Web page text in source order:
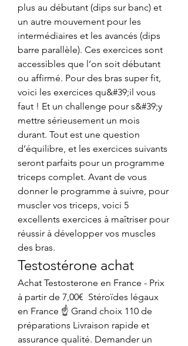
plus au débutant (dips sur banc) et
un autre mouvement pour les
intermédiaires et les avancés (dips
barre parallèle). Ces exercices sont
accessibles que l’on soit débutant
ou affirmé. Pour des bras super fit,
voici les exercices qu&#39;il vous
faut ! Et un challenge pour s&#39;y
mettre sérieusement un mois
durant. Tout est une question
d’équilibre, et les exercices suivants
seront parfaits pour un programme
triceps complet. Avant de vous
donner le programme à suivre, pour
muscler vos triceps, voici 5
excellents exercices à maîtriser pour
réussir à développer vos muscles
des bras.
Testostérone achat
Achat Testosterone en France - Prix
à partir de 7,00€  Stéroïdes légaux
en France ☝ Grand choix 110 de
préparations Livraison rapide et
assurance qualité. Demander un